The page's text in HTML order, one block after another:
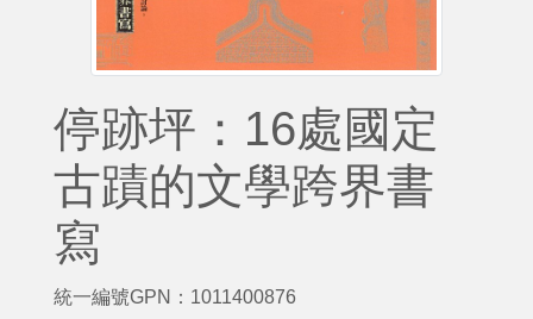
停跡坪：16處國定
古蹟的文學跨界書
寫
統一編號GPN：1011400876